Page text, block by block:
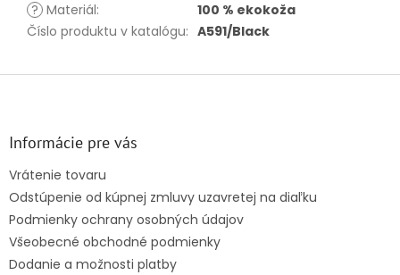
? Materiál:
100 % ekokoža
Číslo produktu v katalógu: A591/Black
Informácie pre vás
Vrátenie tovaru
Odstúpenie od kúpnej zmluvy uzavretej na diaľku
Podmienky ochrany osobných údajov
Všeobecné obchodné podmienky
Dodanie a možnosti platby